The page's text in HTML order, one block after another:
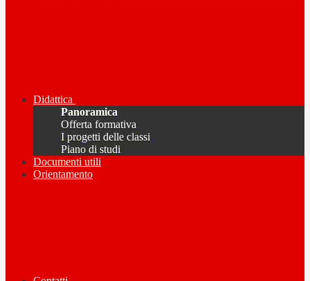
Didattica
Panoramica
Offerta formativa
I progetti delle classi
Piano di studi
Documenti utili
Orientamento